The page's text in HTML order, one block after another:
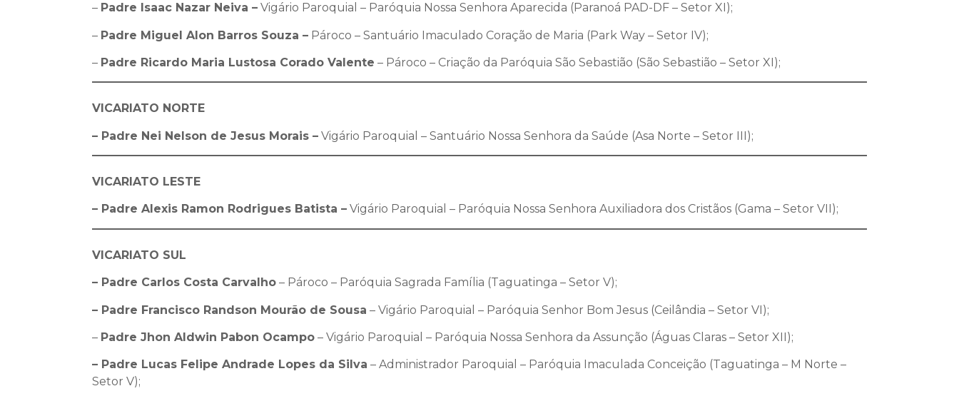
– Padre Isaac Nazar Neiva – Vigário Paroquial – Paróquia Nossa Senhora Aparecida (Paranoá PAD-DF – Setor XI);
– Padre Miguel Alon Barros Souza – Pároco – Santuário Imaculado Coração de Maria (Park Way – Setor IV);
– Padre Ricardo Maria Lustosa Corado Valente – Pároco – Criação da Paróquia São Sebastião (São Sebastião – Setor XI);
VICARIATO NORTE
– Padre Nei Nelson de Jesus Morais – Vigário Paroquial – Santuário Nossa Senhora da Saúde (Asa Norte – Setor III);
VICARIATO LESTE
– Padre Alexis Ramon Rodrigues Batista – Vigário Paroquial – Paróquia Nossa Senhora Auxiliadora dos Cristãos (Gama – Setor VII);
VICARIATO SUL
– Padre Carlos Costa Carvalho – Pároco – Paróquia Sagrada Família (Taguatinga – Setor V);
– Padre Francisco Randson Mourão de Sousa – Vigário Paroquial – Paróquia Senhor Bom Jesus (Ceilândia – Setor VI);
– Padre Jhon Aldwin Pabon Ocampo – Vigário Paroquial – Paróquia Nossa Senhora da Assunção (Águas Claras – Setor XII);
– Padre Lucas Felipe Andrade Lopes da Silva – Administrador Paroquial – Paróquia Imaculada Conceição (Taguatinga – M Norte –
Setor V);